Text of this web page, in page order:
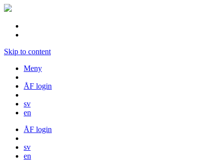
Skip to content
Meny
ÅF login
sv
en
ÅF login
sv
en